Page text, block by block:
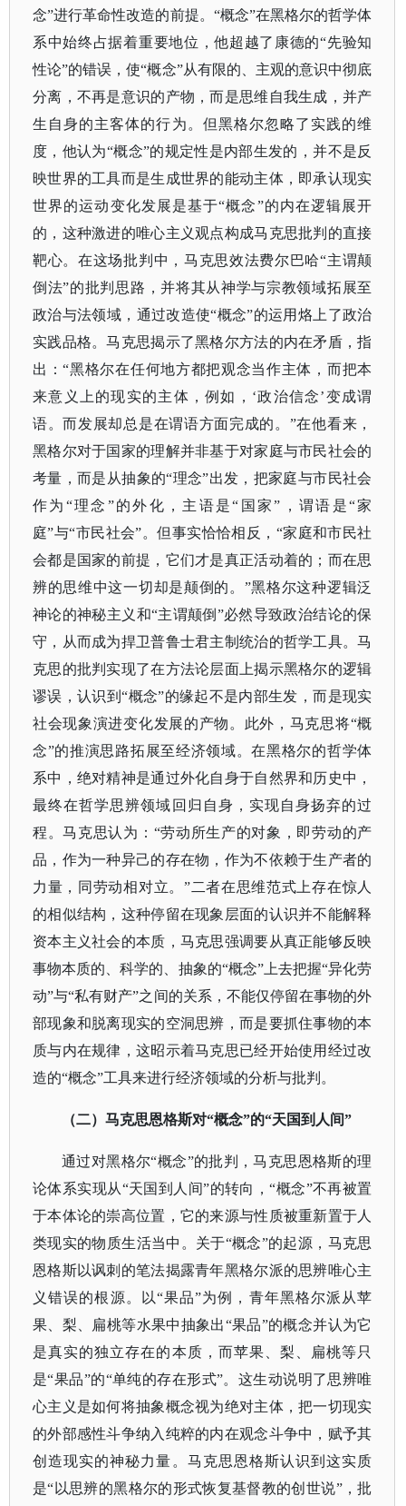
念”进行革命性改造的前提。“概念”在黑格尔的哲学体
系中始终占据着重要地位，他超越了康德的“先验知
性论”的错误，使“概念”从有限的、主观的意识中彻底
分离，不再是意识的产物，而是思维自我生成，并产
生自身的主客体的行为。但黑格尔忽略了实践的维
度，他认为“概念”的规定性是内部生发的，并不是反
映世界的工具而是生成世界的能动主体，即承认现实
世界的运动变化发展是基于“概念”的内在逻辑展开
的，这种激进的唯心主义观点构成马克思批判的直接
靶心。在这场批判中，马克思效法费尔巴哈“主谓颠
倒法”的批判思路，并将其从神学与宗教领域拓展至
政治与法领域，通过改造使“概念”的运用烙上了政治
实践品格。马克思揭示了黑格尔方法的内在矛盾，指
出：“黑格尔在任何地方都把观念当作主体，而把本
来意义上的现实的主体，例如，‘政治信念’变成谓
语。而发展却总是在谓语方面完成的。”在他看来，
黑格尔对于国家的理解并非基于对家庭与市民社会的
考量，而是从抽象的“理念”出发，把家庭与市民社会
作为“理念”的外化，主语是“国家”，谓语是“家
庭”与“市民社会”。但事实恰恰相反，“家庭和市民社
会都是国家的前提，它们才是真正活动着的；而在思
辨的思维中这一切却是颠倒的。”黑格尔这种逻辑泛
神论的神秘主义和“主谓颠倒”必然导致政治结论的保
守，从而成为捍卫普鲁士君主制统治的哲学工具。马
克思的批判实现了在方法论层面上揭示黑格尔的逻辑
谬误，认识到“概念”的缘起不是内部生发，而是现实
社会现象演进变化发展的产物。此外，马克思将“概
念”的推演思路拓展至经济领域。在黑格尔的哲学体
系中，绝对精神是通过外化自身于自然界和历史中，
最终在哲学思辨领域回归自身，实现自身扬弃的过
程。马克思认为：“劳动所生产的对象，即劳动的产
品，作为一种异己的存在物，作为不依赖于生产者的
力量，同劳动相对立。”二者在思维范式上存在惊人
的相似结构，这种停留在现象层面的认识并不能解释
资本主义社会的本质，马克思强调要从真正能够反映
事物本质的、科学的、抽象的“概念”上去把握“异化劳
动”与“私有财产”之间的关系，不能仅停留在事物的外
部现象和脱离现实的空洞思辨，而是要抓住事物的本
质与内在规律，这昭示着马克思已经开始使用经过改
造的“概念”工具来进行经济领域的分析与批判。
（二）马克思恩格斯对“概念”的“天国到人间”
通过对黑格尔“概念”的批判，马克思恩格斯的理
论体系实现从“天国到人间”的转向，“概念”不再被置
于本体论的崇高位置，它的来源与性质被重新置于人
类现实的物质生活当中。关于“概念”的起源，马克思
恩格斯以讽刺的笔法揭露青年黑格尔派的思辨唯心主
义错误的根源。以“果品”为例，青年黑格尔派从苹
果、梨、扁桃等水果中抽象出“果品”的概念并认为它
是真实的独立存在的本质，而苹果、梨、扁桃等只
是“果品”的“单纯的存在形式”。这生动说明了思辨唯
心主义是如何将抽象概念视为绝对主体，把一切现实
的外部感性斗争纳入纯粹的内在观念斗争中，赋予其
创造现实的神秘力量。马克思恩格斯认识到这实质
是“以思辨的黑格尔的形式恢复基督教的创世说”，批